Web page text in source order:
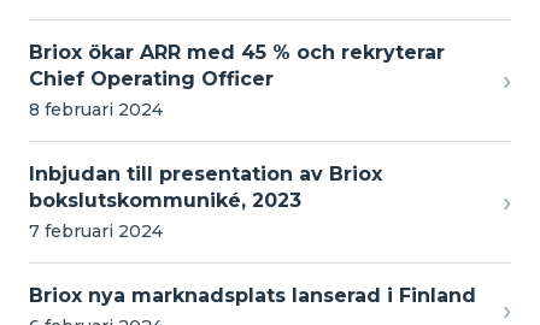
Briox ökar ARR med 45 % och rekryterar
Chief Operating Officer
8 februari 2024
›
Inbjudan till presentation av Briox
bokslutskommuniké, 2023
7 februari 2024
›
Briox nya marknadsplats lanserad i Finland ›